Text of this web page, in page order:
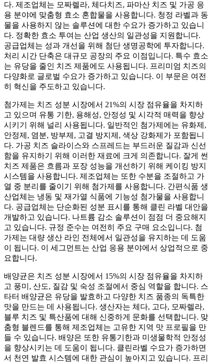
다. 제조업체는 모짜렐라, 체다치즈, 파마산 치즈 및 가공 응
용 분야에 맞춤형 효소 혼합물을 사용합니다. 청정 라벨과 동
물을 사용하지 않는 솔루션에 대한 수요가 증가하고 있습니
다. 정확한 효소 투여는 산업 생산의 일관성을 지원합니다.
공급업체는 성과 개선을 위해 첨단 생명공학에 투자합니다.
처리 시간 단축은 대규모 공장의 주요 이점입니다. 특수 효소
는 유당을 줄인 치즈 제품에도 사용됩니다. 프리미엄 치즈의
다양화로 글로벌 수요가 증가하고 있습니다. 이 부문은 여전
히 ​​혁신을 주도하고 있습니다.
첨가제는 치즈 성분 시장에서 21%의 시장 점유율을 차지하
고 있으며 유통 기한, 용해성, 안정성 및 시각적 매력을 향상
시키기 위해 널리 사용됩니다. 일반적인 첨가제에는 유화제,
안정제, 염분, 방부제, 고결 방지제, 색상 강화제가 포함됩니
다. 가공 치즈 슬라이스와 스프레드는 부드러운 질감과 신선
함을 유지하기 위해 이러한 재료에 크게 의존합니다. 잘게 썬
치즈 제품은 흐름과 포장 성능을 개선하기 위해 케이킹 방지
시스템을 사용합니다. 제조업체는 또한 수분을 조절하고 가
열 중 분리를 줄이기 위해 첨가제를 사용합니다. 간편식품 생
산업체는 냉동 및 재가열 식품에 기능성 첨가물을 사용합니
다. 공급업체는 단순화된 성분 표시를 통해 클린 라벨 대안을
개발하고 있습니다. 나트륨 감소 솔루션이 점점 더 중요해지
고 있습니다. 규정 준수는 여전히 주요 구매 요소입니다. 첨
가제는 대량 생산 라인 전체에서 일관성을 유지하는 데 도움
이 됩니다. 이 세그먼트는 산업 응용 분야에서 상업적으로 중
요합니다.
배양균은 치즈 성분 시장에서 15%의 시장 점유율을 차지하
고 풍미, 산도, 질감 및 숙성 조절에서 중심 역할을 합니다. 스
타터 배양균은 유당을 발효하고 다양한 치즈 품종의 독특한
맛을 만드는 데 사용됩니다. 생산자는 체다, 고다, 모짜렐라,
블루 치즈 및 특산품에 대해 신중하게 문화를 선택합니다. 맞
춤형 블렌드를 통해 제조업체는 고유한 지역 맛 프로필을 만
들 수 있습니다. 배양은 또한 유통기한과 미생물학적 안정성
을 향상시키는 데 도움이 됩니다. 클린라벨 수요가 증가하면
서 천연 발효 시스템에 대한 관심이 높아지고 있습니다. 프리